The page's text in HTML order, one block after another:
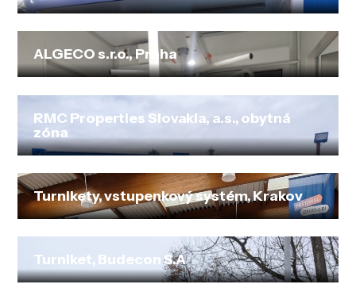
ALGECO s.r.o., Praha
RMC Properties Slovakia, a.s., obytná
zóna
Turnikety, vstupenkový systém, Krakov
Turniket, Budecon S.A